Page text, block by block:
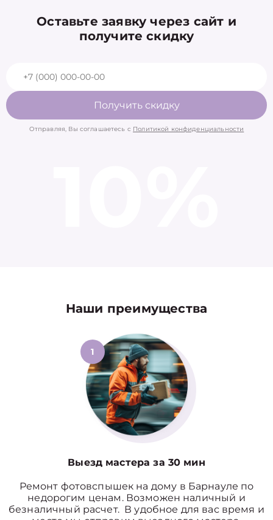
Оставьте заявку через сайт и
получите скидку
Получить скидку
Отправляя, Вы соглашаетесь с Политикой конфиденциальности
Наши преимущества
1
Выезд мастера за 30 мин
Ремонт фотовспышек на дому в Барнауле по
недорогим ценам. Возможен наличный и
безналичный расчет. В удобное для вас время и